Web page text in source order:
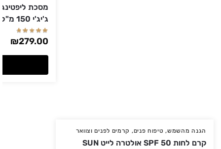
הגנה מהשמש, טיפוח פנים, קרמים לפנים וצוואר
קרם לחות SPF 50 אולטרה לייט SUN
ג'יג'י 150 מ"ל
₪279.00